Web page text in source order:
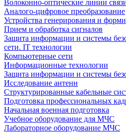
Волоконно-оптические линии
Аналого-цифровое преобразование
Устройства генерирования и
Прием и обработка сигналов
Защита информации и системы
сети. IT технологии
Компьютерные сети
Информационные технологии
Защита информации и системы
Исследование антенн
Структурированные кабельные
Подготовка профессиональных
Начальная военная подготовка
Учебное оборудование для МЧС
Лабораторное оборудование МЧС